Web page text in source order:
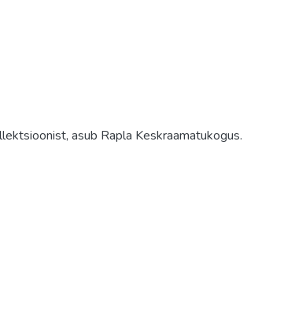
asub Rapla Keskraamatukogus.